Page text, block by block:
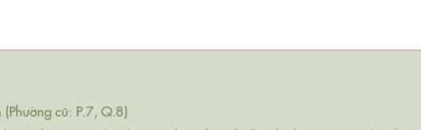
cũ: P.7, Q.8)